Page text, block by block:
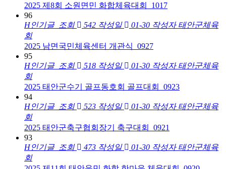
2025 제8회 소원면민 화합체육대회_1017
96
H인기글 조회 542 작성일 01-30 작성자 태안군체육
회
2025 남면국민체육센터 개관식_0927
95
H인기글 조회 518 작성일 01-30 작성자 태안군체육
회
2025 태안군수기 골프동호회 골프대회_0923
94
H인기글 조회 523 작성일 01-30 작성자 태안군체육
회
2025 태안군축구협회장기 축구대회_0921
93
H인기글 조회 473 작성일 01-30 작성자 태안군체육
회